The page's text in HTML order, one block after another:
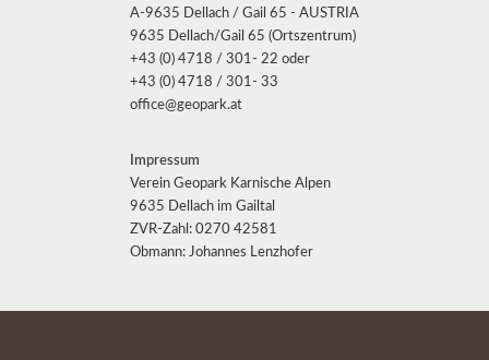
A-9635 Dellach / Gail 65 - AUSTRIA
9635 Dellach/Gail 65 (Ortszentrum)
+43 (0) 4718 / 301- 22 oder
+43 (0) 4718 / 301- 33
office@geopark.at
Impressum
Verein Geopark Karnische Alpen
9635 Dellach im Gailtal
ZVR-Zahl: 0270 42581
Obmann: Johannes Lenzhofer